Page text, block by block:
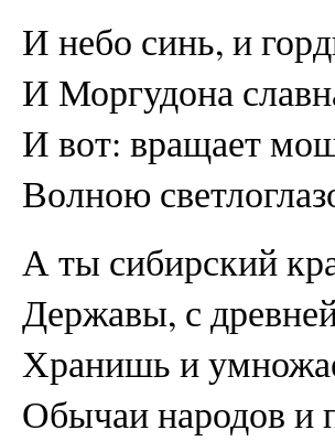
И небо синь, и
И Моргудона
И вот: вращает
Волною
А ты сибирский
Державы, с
Хранишь и
Обычаи народов и